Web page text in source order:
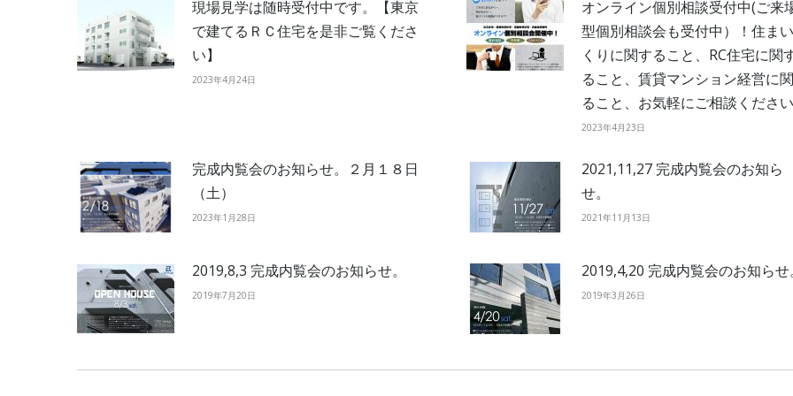
現場見学は随時受付中です。【東京
で建てるＲＣ住宅を是非ご覧くださ
い】
2023年4月24日
オンライン個別相談受付中(ご来
型個別相談会も受付中）！住ま
くりに関すること、RC住宅に関
ること、賃貸マンション経営に
ること、お気軽にご相談ください
2023年4月23日
完成内覧会のお知らせ。２月１８日
（土）
2023年1月28日
2021,11,27 完成内覧会のお知ら
せ。
2021年11月13日
2019,8,3 完成内覧会のお知らせ。
2019年7月20日
2019,4,20 完成内覧会のお知らせ。
2019年3月26日